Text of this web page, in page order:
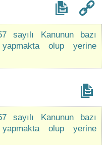
sayılı Kanunun bazı
olup yerine
sayılı Kanunun bazı
olup yerine